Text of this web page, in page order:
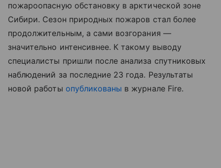
пожароопасную обстановку в арктической зоне
Сибири. Сезон природных пожаров стал более
продолжительным, а сами возгорания —
значительно интенсивнее. К такому выводу
специалисты пришли после анализа спутниковых
наблюдений за последние 23 года. Результаты
новой работы опубликованы в журнале Fire.